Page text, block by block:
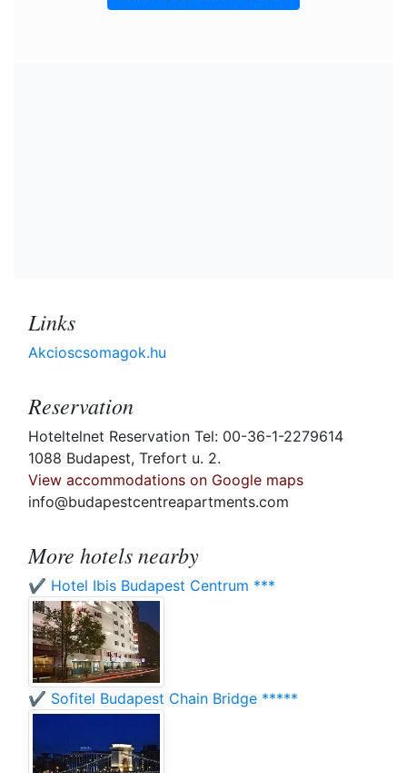
Links
Akcioscsomagok.hu
Reservation
Hoteltelnet Reservation Tel: 00-36-1-2279614
1088 Budapest, Trefort u. 2.
View accommodations on Google maps
info@budapestcentreapartments.com
More hotels nearby
✔️ Hotel Ibis Budapest Centrum ***
✔️ Sofitel Budapest Chain Bridge *****